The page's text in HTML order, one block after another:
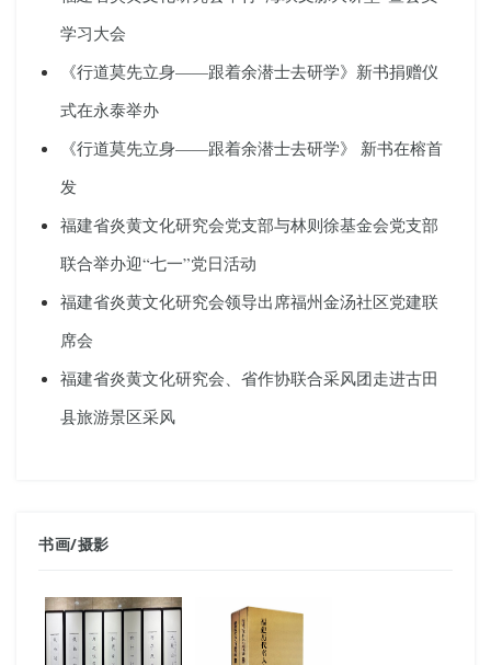
学习大会
《行道莫先立身——跟着余潜士去研学》新书捐赠仪
式在永泰举办
《行道莫先立身——跟着余潜士去研学》 新书在榕首
发
福建省炎黄文化研究会党支部与林则徐基金会党支部
联合举办迎“七一”党日活动
福建省炎黄文化研究会领导出席福州金汤社区党建联
席会
福建省炎黄文化研究会、省作协联合采风团走进古田
县旅游景区采风
书画/摄影